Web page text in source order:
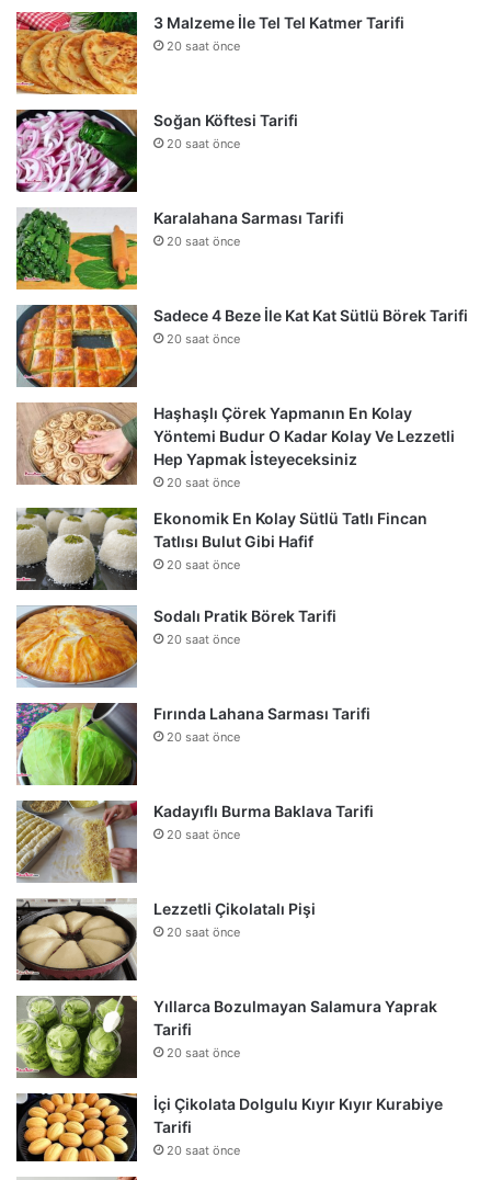
3 Malzeme İle Tel Tel Katmer Tarifi
20 saat önce
Soğan Köftesi Tarifi
20 saat önce
Karalahana Sarması Tarifi
20 saat önce
Sadece 4 Beze İle Kat Kat Sütlü Börek Tarifi
20 saat önce
Haşhaşlı Çörek Yapmanın En Kolay
Yöntemi Budur O Kadar Kolay Ve Lezzetli
Hep Yapmak İsteyeceksiniz
20 saat önce
Ekonomik En Kolay Sütlü Tatlı Fincan
Tatlısı Bulut Gibi Hafif
20 saat önce
Sodalı Pratik Börek Tarifi
20 saat önce
Fırında Lahana Sarması Tarifi
20 saat önce
Kadayıflı Burma Baklava Tarifi
20 saat önce
Lezzetli Çikolatalı Pişi
20 saat önce
Yıllarca Bozulmayan Salamura Yaprak
Tarifi
20 saat önce
İçi Çikolata Dolgulu Kıyır Kıyır Kurabiye
Tarifi
20 saat önce